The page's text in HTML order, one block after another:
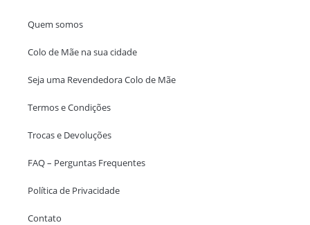
Quem somos
Colo de Mãe na sua cidade
Seja uma Revendedora Colo de Mãe
Termos e Condições
Trocas e Devoluções
FAQ – Perguntas Frequentes
Política de Privacidade
Contato